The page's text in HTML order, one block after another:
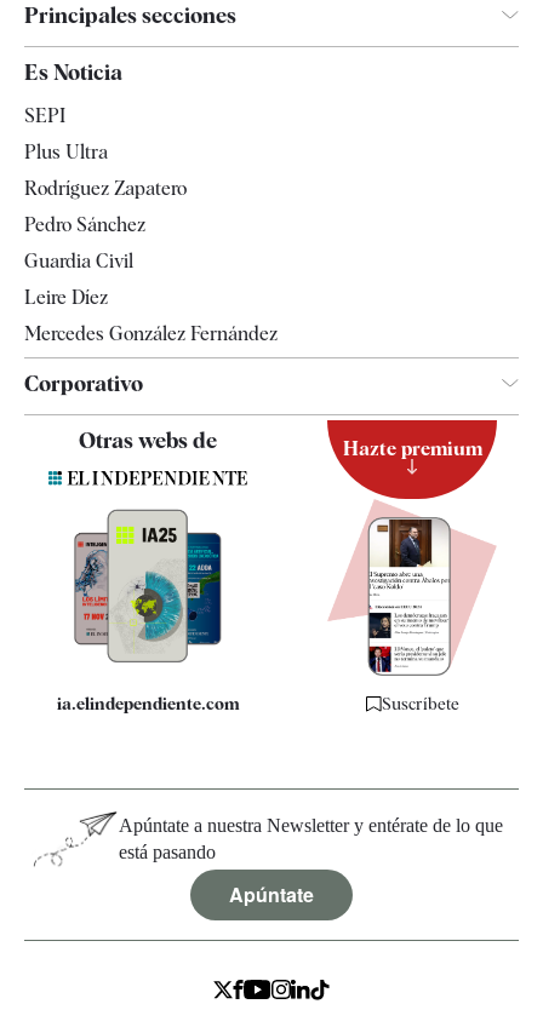
Principales secciones
Televisión
Es Noticia
SEPI
Plus Ultra
Rodríguez Zapatero
Pedro Sánchez
Guardia Civil
Leire Díez
Mercedes González Fernández
Corporativo
Quiénes somos
Especificaciones
Otras webs de
ia.elindependiente.com
Hazte premium
Suscríbete
Apúntate a nuestra Newsletter y entérate de lo que
está pasando
Apúntate